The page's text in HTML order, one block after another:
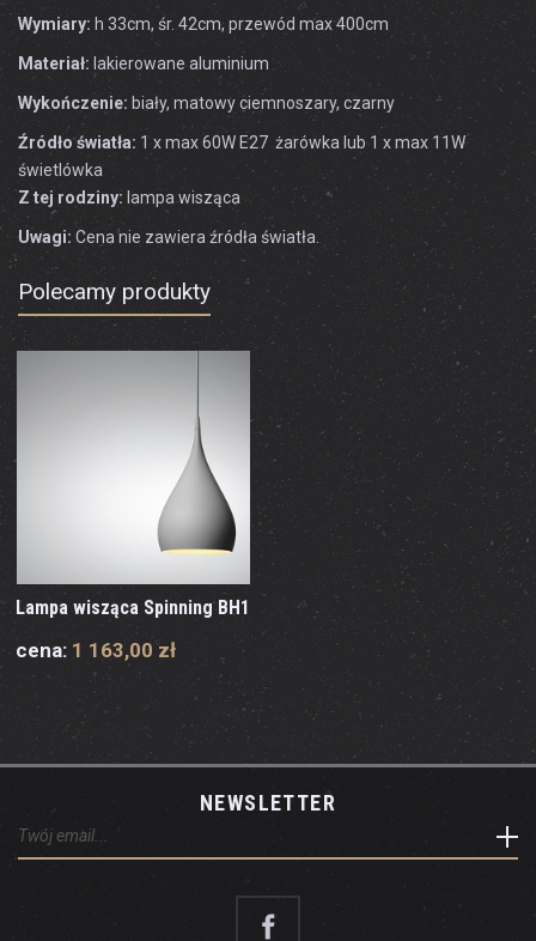
Wymiary: h 33cm, śr. 42cm, przewód max 400cm
Materiał: lakierowane aluminium
Wykończenie: biały, matowy ciemnoszary, czarny
Źródło światła: 1 x max 60W E27 żarówka lub 1 x max 11W
świetlówka
Z tej rodziny: lampa wisząca
Uwagi: Cena nie zawiera źródła światła.
Polecamy produkty
Lampa wisząca Spinning BH1
cena: 1 163,00 zł
NEWSLETTER